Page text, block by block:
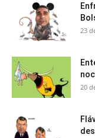
23
20